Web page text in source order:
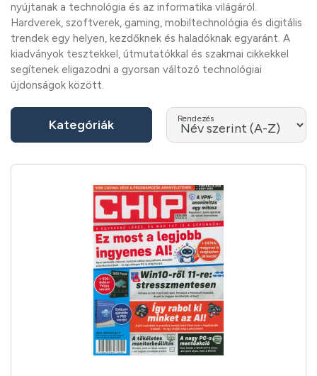
nyújtanak a technológia és az informatika világáról.
Hardverek, szoftverek, gaming, mobiltechnológia és digitális
trendek egy helyen, kezdőknek és haladóknak egyaránt. A
kiadványok tesztekkel, útmutatókkal és szakmai cikkekkel
segítenek eligazodni a gyorsan változó technológiai
újdonságok között.
Kategóriák Rendezés